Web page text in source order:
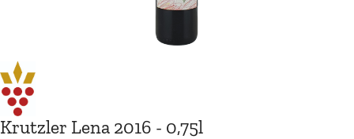
Krutzler Lena 2016 - 0,75l